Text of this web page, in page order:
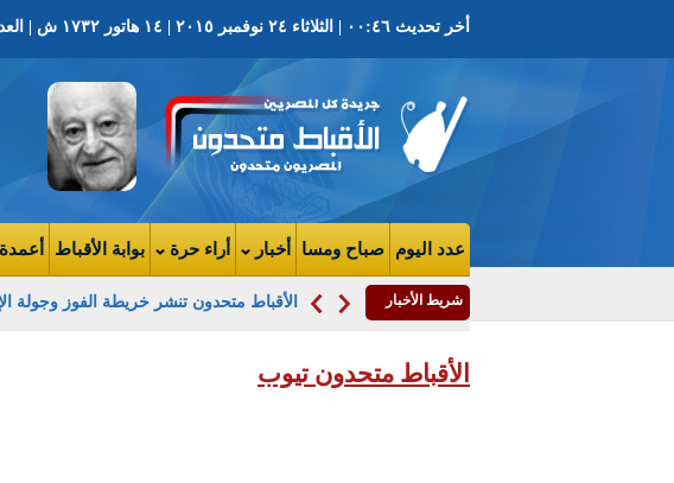
أخر تحديث ٠٠:٤٦ | الثلاثاء ٢٤ نوفمبر ٢٠١٥ | ١٤ هاتور ١٧٣٢ ش | العدد ٣٧٥٦ السنة التاسعه
عدد اليوم صباح ومسا أخبار أراء حرة بوابة الأقباط أعمدة
شريط الأخبار الأقباط متحدون تنشر خريطة الفوز وجولة
الأقباط متحدون تيوب